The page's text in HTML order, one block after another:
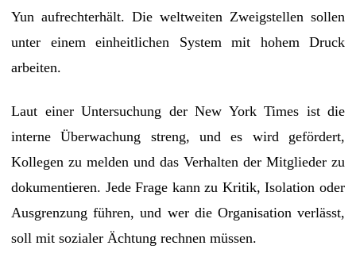
Yun aufrechterhält. Die weltweiten Zweigstellen sollen
unter einem einheitlichen System mit hohem Druck
arbeiten.
Laut einer Untersuchung der New York Times ist die
interne Überwachung streng, und es wird gefördert,
Kollegen zu melden und das Verhalten der Mitglieder zu
dokumentieren. Jede Frage kann zu Kritik, Isolation oder
Ausgrenzung führen, und wer die Organisation verlässt,
soll mit sozialer Ächtung rechnen müssen.